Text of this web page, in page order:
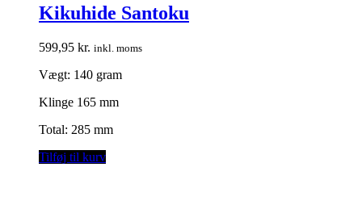
Kikuhide Santoku
599,95 kr. inkl. moms
Vægt: 140 gram
Klinge 165 mm
Total: 285 mm
Tilføj til kurv